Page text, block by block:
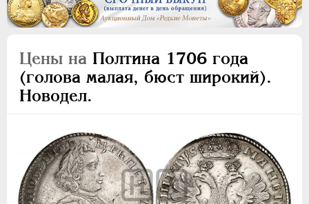
Цены на Полтина 1706 года
(голова малая, бюст широкий).
Новодел.
ПEТР I 1699 - 1725
Серебро
1 рубль
Полтина
Гривенник
Гривна
10 денег
5 копеек